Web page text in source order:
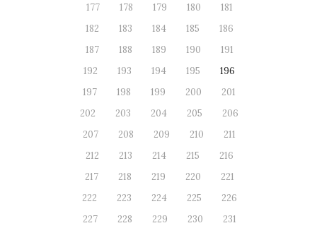
177
178 179 180
181
182
183 184 185
186
187
188 189 190
191
192
193 194 195
196
197
198 199 200
201
202
203 204 205
206
207
208 209 210
211
212
213 214 215
216
217
218 219 220
221
222
223 224 225
226
227
228 229 230
231